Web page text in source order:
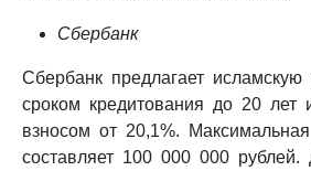
Сбербанк
Сбербанк предлагает исламскую
сроком кредитования до 20 лет
взносом от 20,1%.
составляет 100 000 000 рублей.